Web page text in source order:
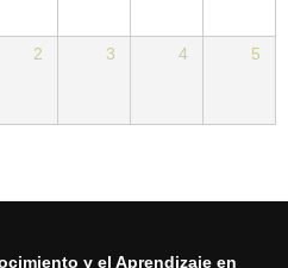
2 3 4 5
y el Aprendizaje en